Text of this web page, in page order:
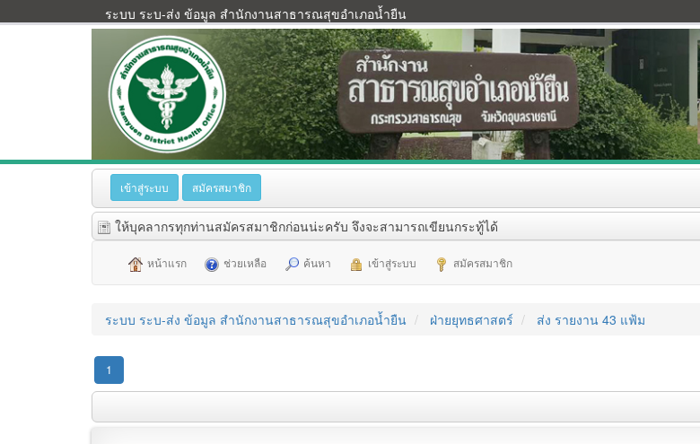
ระบบ ระบ-ส่ง ข้อมูล สำนักงานสาธารณสุขอำเภอน้ำยืน
เข้าสู่ระบบ สมัครสมาชิก
ให้บุคลากรทุกท่านสมัครสมาชิกก่อนน่ะครับ จึงจะสามารถเขียนกระทู้ได้
หน้าแรก ช่วยเหลือ ค้นหา เข้าสู่ระบบ สมัครสมาชิก
ระบบ ระบ-ส่ง ข้อมูล สำนักงานสาธารณสุขอำเภอน้ำยืน ฝ่ายยุทธศาสตร์ ส่ง รายงาน 43 แฟ้ม
1